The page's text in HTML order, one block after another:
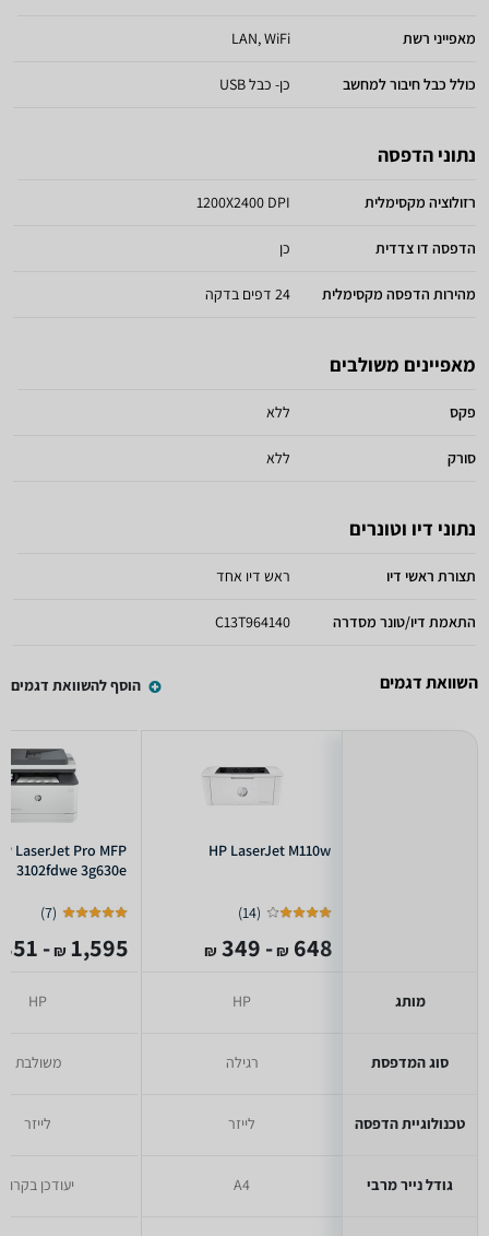
מאפייני רשת LAN, WiFi
כולל כבל חיבור למחשב כן- כבל USB
נתוני הדפסה
רזולוציה מקסימלית 1200X2400 DPI
הדפסה דו צדדית כן
מהירות הדפסה מקסימלית 24 דפים בדקה
מאפיינים משולבים
פקס ללא
סורק ללא
נתוני דיו וטונרים
תצורת ראשי דיו ראש דיו אחד
התאמת דיו/טונר מסדרה C13T964140
השוואת דגמים הוסף להשוואת דגמים
מותג
סוג המדפסת
טכנולוגיית הדפסה
גודל נייר מרבי
HP LaserJet M110w
(
14
)
648
₪
- 349
₪
HP
רגילה
לייזר
A4
LaserJet Pro MFP
3102fdwe 3g630e
(
7
)
1,595
₪
- 851
HP
משולבת
לייזר
יעודכן בקרוב